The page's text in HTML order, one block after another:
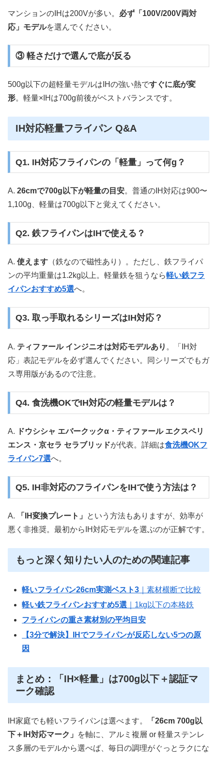
マンションのIHは200Vが多い。 必ず「100V/200V両対
応」モデルを選んでください。
③ 軽さだけで選んで底が反る
500g以下の超軽量モデルはIHの強い熱ですぐに底が変
形。軽量×IHは700g前後がベストバランスです。
IH対応軽量フライパン Q&A
Q1. IH対応フライパンの「軽量」って何g？
A. 26cmで700g以下が軽量の目安。普通のIH対応は900〜
1,100g、軽量は700g以下と覚えてください。
Q2. 鉄フライパンはIHで使える？
A. 使えます （鉄なので磁性あり）。ただし、鉄フライパ
ンの平均重量は1.2kg以上。軽量鉄を狙うなら軽い鉄フラ
イパンおすすめ5選へ。
Q3. 取っ手取れるシリーズはIH対応？
A. ティファール インジニオは対応モデルあり 。「IH対
応」表記モデルを必ず選んでください。同シリーズでもガ
ス専用版があるので注意。
Q4. 食洗機OKでIH対応の軽量モデルは？
A.
ドウシシャ エバークックα・ティファール エクスペリ
エンス・京セラ セラブリッドが代表。詳細は食洗機OKフ
ライパン7選へ。
Q5. IH非対応のフライパンをIHで使う方法は？
A. 「IH変換プレート」
という方法もありますが、効率が
悪く非推奨。最初からIH対応モデルを選ぶのが正解です。
もっと深く知りたい人のための関連記事
軽いフライパン26cm実測ベスト3 ｜素材横断で比較
軽い鉄フライパンおすすめ5選 ｜1kg以下の本格鉄
フライパンの重さ素材別の平均目安
【3分で解決】IHでフライパンが反応しない5つの原
因
まとめ：「IH×軽量」は700g以下＋認証マ
ーク確認
IH家庭でも軽いフライパンは選べます。
「26cm 700g以
下＋IH対応マーク」
を軸に、アルミ複層 or 軽量ステンレ
ス多層のモデルから選べば、毎日の調理がぐっとラクにな